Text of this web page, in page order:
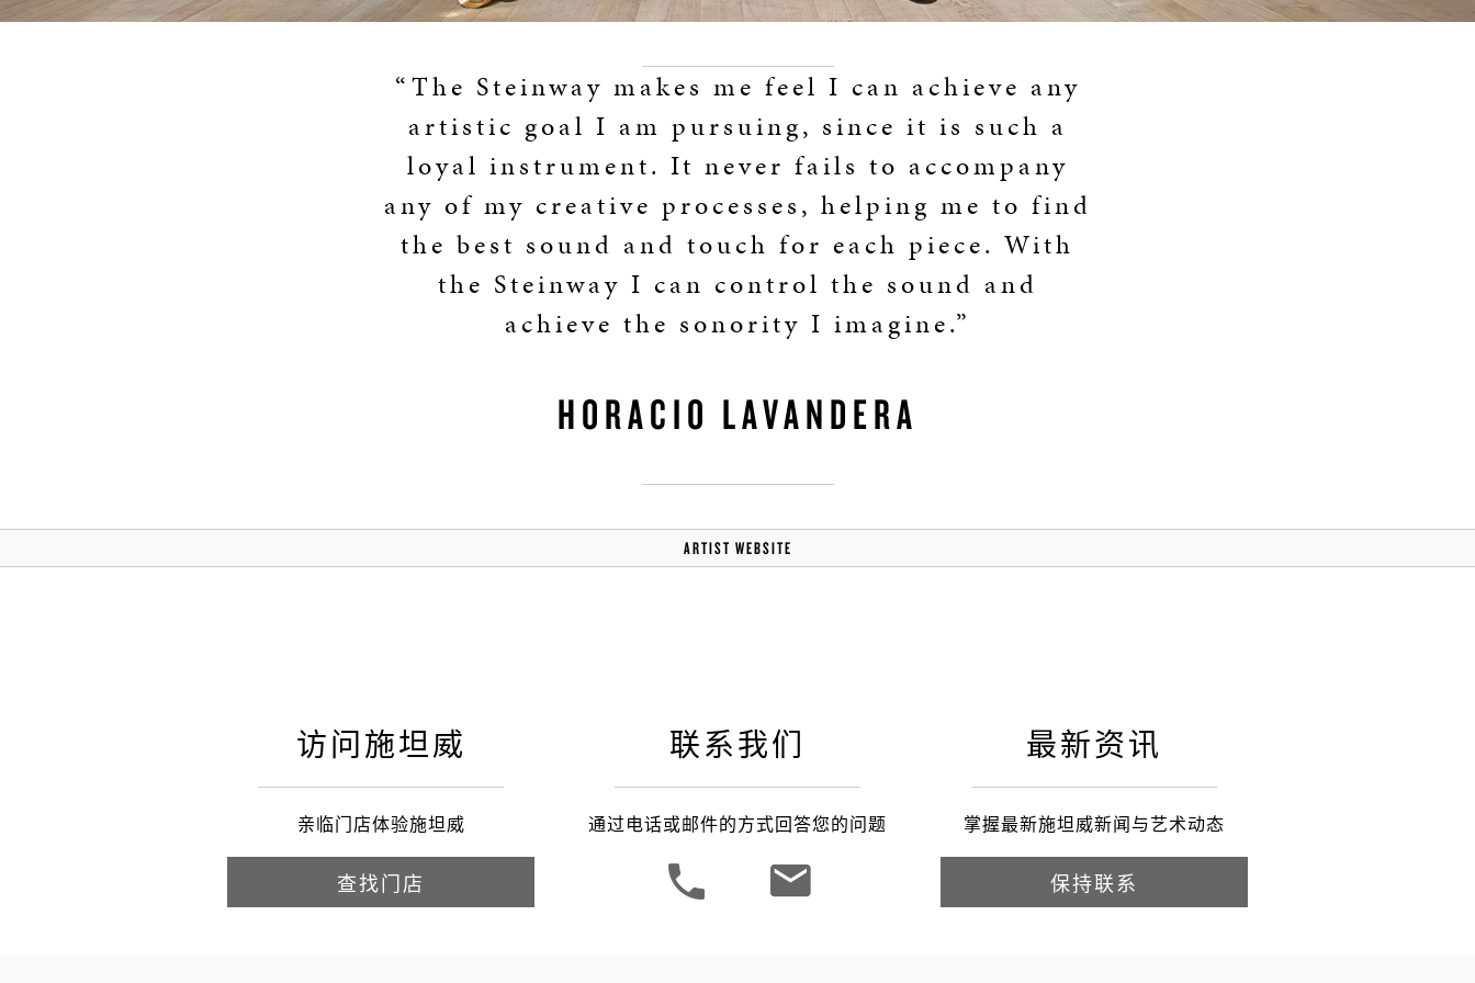
“The Steinway makes me feel I can achieve any
artistic goal I am pursuing, since it is such a
loyal instrument. It never fails to accompany
any of my creative processes, helping me to find
the best sound and touch for each piece. With
the Steinway I can control the sound and
achieve the sonority I imagine.”
HORACIO LAVANDERA
ARTIST WEBSITE
访问施坦威
亲临门店体验施坦威
查找门店
联系我们
通过电话或邮件的方式回答您的问题
最新资讯
掌握最新施坦威新闻与艺术动态
保持联系